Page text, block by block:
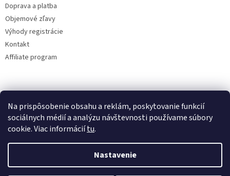
Na prispôsobenie obsahu a reklám, poskytovanie funkcií
sociálnych médií a analýzu návštevnosti používame súbory
cookie. Viac informáciítu.
Nastavenie
Doprava a platba
Objemové zľavy
Výhody registrácie
Kontakt
Affiliate program